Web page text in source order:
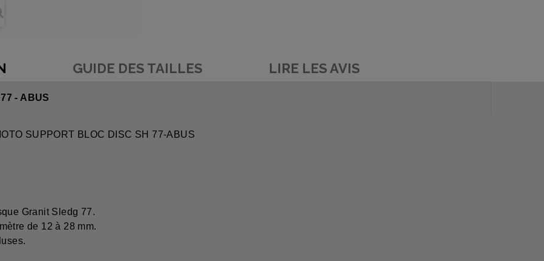
GUIDE DES TAILLES LIRE LES AVIS
- ABUS
SUPPORT BLOC DISC SH 77-ABUS
Granit Sledg 77.
de 12 à 28 mm.